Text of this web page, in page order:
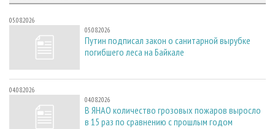
05.08.2026
05.08.2026
Путин подписал закон о санитарной вырубке
погибшего леса на Байкале
04.08.2026
04.08.2026
В ЯНАО количество грозовых пожаров выросло
в 15 раз по сравнению с прошлым годом